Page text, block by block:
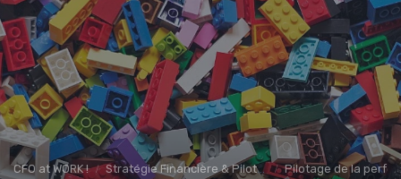
CFO at WORK ! Stratégie Financière & Pilotage Pilotage de la